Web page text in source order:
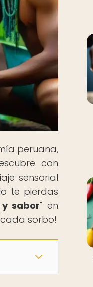
peruana,
con
sensorial
te pierdas
sabor" en
sorbo!